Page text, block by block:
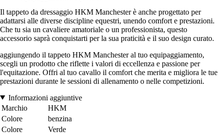
Il tappeto da dressaggio HKM Manchester è anche progettato per
adattarsi alle diverse discipline equestri, unendo comfort e prestazioni.
Che tu sia un cavaliere amatoriale o un professionista, questo
accessorio saprà conquistarti per la sua praticità e il suo design curato.
aggiungendo il tappeto HKM Manchester al tuo equipaggiamento,
scegli un prodotto che riflette i valori di eccellenza e passione per
l'equitazione. Offri al tuo cavallo il comfort che merita e migliora le tue
prestazioni durante le sessioni di allenamento o nelle competizioni.
Informazioni aggiuntive
Marchio
HKM
Colore
benzina
Colore
Verde